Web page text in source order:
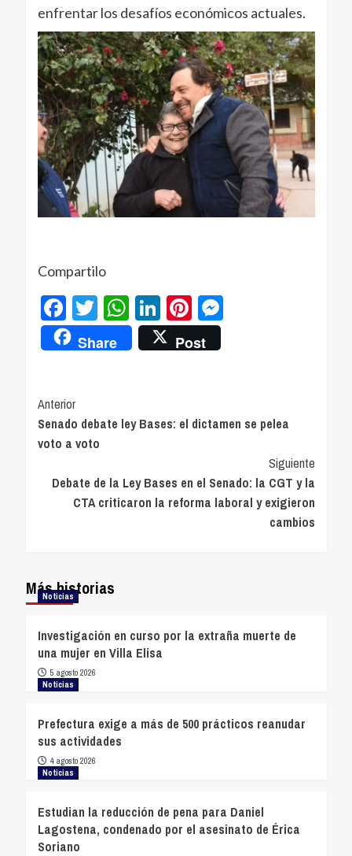
enfrentar los desafíos económicos actuales.
Compartilo
Facebook
Twitter
WhatsApp
LinkedIn
Pinterest
Messenger
Share Post
Navegación
de
entradas
Anterior
Senado debate ley Bases: el dictamen se pelea
voto a voto
Siguiente
Debate de la Ley Bases en el Senado: la CGT y la
CTA criticaron la reforma laboral y exigieron
cambios
Más historias
Noticias
Investigación en curso por la extraña muerte de
una mujer en Villa Elisa
5 agosto 2026
Noticias
Prefectura exige a más de 500 prácticos reanudar
sus actividades
4 agosto 2026
Noticias
Estudian la reducción de pena para Daniel
Lagostena, condenado por el asesinato de Érica
Soriano